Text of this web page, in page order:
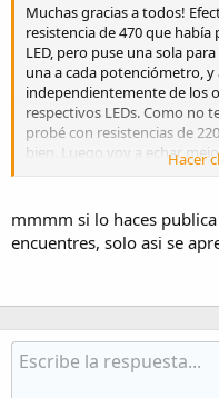
Muchas gracias a todos!
resistencia de 470 que
LED, pero puse una sola
una a cada potenciómetro,
independientemente de los
respectivos LEDs. Como no
probé con resistencias de
bien. Luego voy a echarHacer
mmmm si lo haces
encuentres, solo asi se